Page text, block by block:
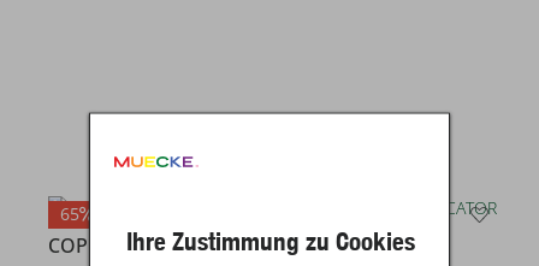
65
COPENHAGEN
Skechers
Ihre Zustimmung zu Cookies